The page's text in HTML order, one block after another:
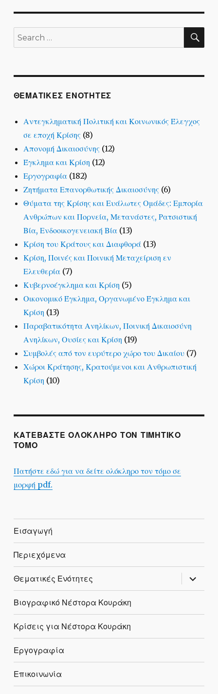
Search
for:
ΘΕΜΑΤΙΚΕΣ ΕΝΟΤΗΤΕΣ
Αντεγκληματική Πολιτική και Κοινωνικός Έλεγχος
σε εποχή Κρίσης (8)
Απονομή Δικαιοσύνης (12)
Έγκλημα και Κρίση (12)
Εργογραφία(182)
Ζητήματα Επανορθωτικής Δικαιοσύνης (6)
Θύματα της Κρίσης και Ευάλωτες Ομάδες: Εμπορία
Ανθρώπων και Πορνεία, Μετανάστες, Ρατσιστική
Βία, Ενδοοικογενειακή Βία(13)
Κρίση του Κράτους και Διαφθορά(13)
Κρίση, Ποινές και Ποινική Μεταχείριση εν
Ελευθερία(7)
Κυβερνοέγκλημα και Κρίση (5)
Οικονομικό Έγκλημα, Οργανωμένο Έγκλημα και
Κρίση (13)
Παραβατικότητα Ανηλίκων, Ποινική Δικαιοσύνη
Ανηλίκων, Ουσίες και Κρίση (19)
Συμβολές από τον ευρύτερο χώρο του Δικαίου(7)
Χώροι Κράτησης, Κρατούμενοι και Ανθρωπιστική
Κρίση (10)
ΚΑΤΕΒΑΣΤΕ ΟΛΟΚΛΗΡΟ ΤΟΝ ΤΙΜΗΤΙΚΟ
ΤΟΜΟ
Πατήστε εδώ για να δείτε ολόκληρο τον τόμο σε
μορφή pdf.
Εισαγωγή
Περιεχόμενα
Θεματικές Ενότητες
expand
child
menu
Βιογραφικό Νέστορα Κουράκη
Κρίσεις για Νέστορα Κουράκη
Εργογραφία
Επικοινωνία